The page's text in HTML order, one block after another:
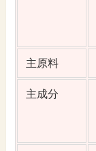
主原料
主成分